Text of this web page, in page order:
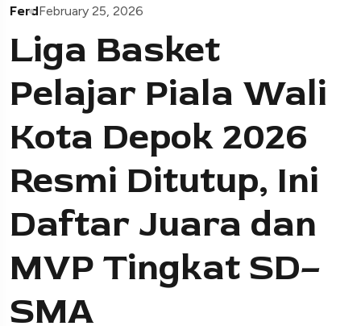
FerdFebruary 25, 2026
Liga Basket
Pelajar Piala Wali
Kota Depok 2026
Resmi Ditutup, Ini
Daftar Juara dan
MVP Tingkat SD–
SMA